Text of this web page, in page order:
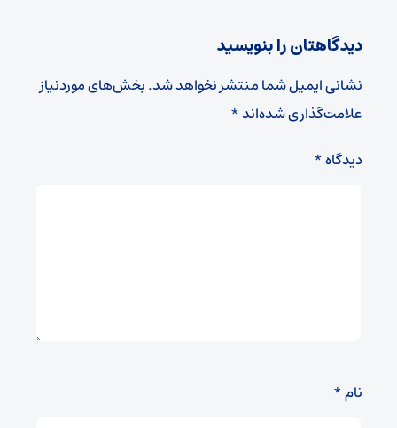
دیدگاهتان را بنویسید
نشانی ایمیل شما منتشر نخواهد شد.بخش‌های موردنیاز
علامت‌گذاری شده‌اند*
دیدگاه*
نام*